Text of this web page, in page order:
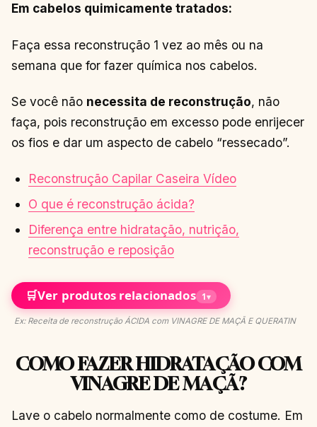
Em cabelos quimicamente tratados:
Faça essa reconstrução 1 vez ao mês ou na
semana que for fazer química nos cabelos.
Se você não necessita de reconstrução, não
faça, pois reconstrução em excesso pode enrijecer
os fios e dar um aspecto de cabelo “ressecado”.
Reconstrução Capilar Caseira Vídeo
O que é reconstrução ácida?
Diferença entre hidratação, nutrição,
reconstrução e reposição
🛒Ver produtos relacionados 1▾
Ex: Receita de reconstrução ÁCIDA com VINAGRE DE MAÇÃ E QUERATIN
COMO FAZER HIDRATAÇÃO COM
VINAGRE DE MAÇÃ?
Lave o cabelo normalmente como de costume. Em